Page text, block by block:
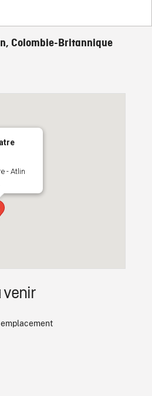
Colombie-Britannique
- Atlin
venir